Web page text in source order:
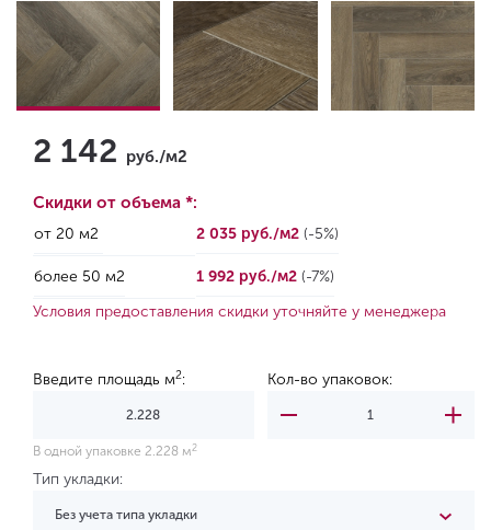
2 142 руб./м2
Скидки от объема *:
от 20 м2 2 035 руб./м2 (-5%)
более 50 м2 1 992 руб./м2 (-7%)
Условия предоставления скидки уточняйте у менеджера
Введите площадь м2: Кол-во упаковок:
В одной упаковке 2.228 м 2
Тип укладки:
Без учета типа укладки